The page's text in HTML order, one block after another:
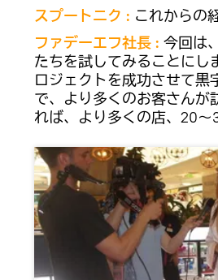
スプートニク : これからの
ファデーエフ社長 : 今回は
たちを試してみることにし
ロジェクトを成功させて黒
で、より多くのお客さんが
れば、より多くの店、20～